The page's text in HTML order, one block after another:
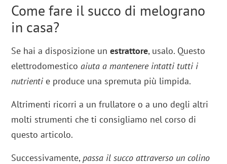
Come fare il succo di melograno
in casa?
Se hai a disposizione unestrattore, usalo. Questo
elettrodomesticoaiuta a mantenere intatti tutti i
nutrienti e produce una spremuta più limpida.
Altrimenti ricorri a un frullatore o a uno degli altri
molti strumenti che ti consigliamo nel corso di
questo articolo.
Successivamente,passa il succo attraverso un colino